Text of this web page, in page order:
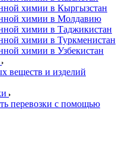
химии в Кыргызстан
химии в Молдавию
химии в Таджикистан
химии в Туркменистан
химии в Узбекистан
веществ и изделий
перевозки с помощью